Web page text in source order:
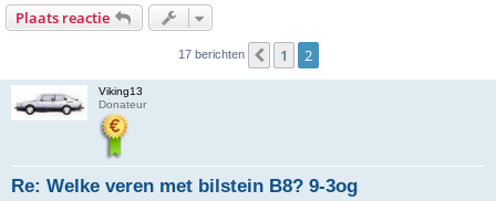
Plaats reactie
17 berichten Vorige
1 2
Viking13
Donateur
Re: Welke veren met bilstein B8? 9-3og